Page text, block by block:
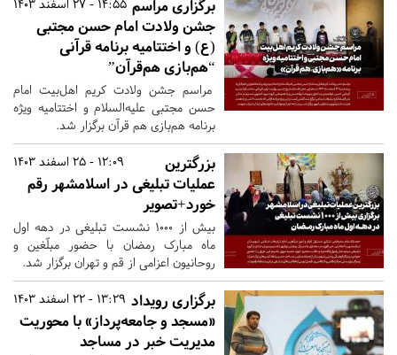
14:55 - 27 اسفند 1403 برگزاری مراسم
جشن ولادت امام حسن مجتبی
(ع) و اختتامیه برنامه قرآنی
“هم‌بازی هم‌قرآن”
مراسم جشن ولادت کریم اهل‌بیت امام
حسن مجتبی علیه‌السلام و اختتامیه ویژه
برنامه هم‌بازی هم قرآن برگزار شد.
12:09 - 25 اسفند 1403
بزرگترین
عملیات تبلیغی در اسلامشهر رقم
خورد+تصویر
بیش از ۱۰۰۰ نشست تبلیغی در دهه اول
ماه مبارک رمضان با حضور مبلّغین و
روحانیون اعزامی از قم و تهران برگزار شد.
13:29 - 22 اسفند 1403 برگزاری رویداد
«مسجد و جامعه‌پرداز» با محوریت
مدیریت خبر در مساجد